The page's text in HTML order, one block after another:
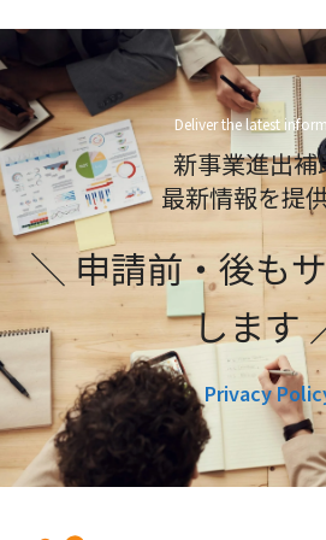
Deliver the latest
新事業進出補
最新情報を提
＼ 申請前・後も
します
Privacy